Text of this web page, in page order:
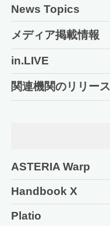
News Topics
メディア掲載情報
in.LIVE
関連機関のリリース
ASTERIA Warp
Handbook X
Platio